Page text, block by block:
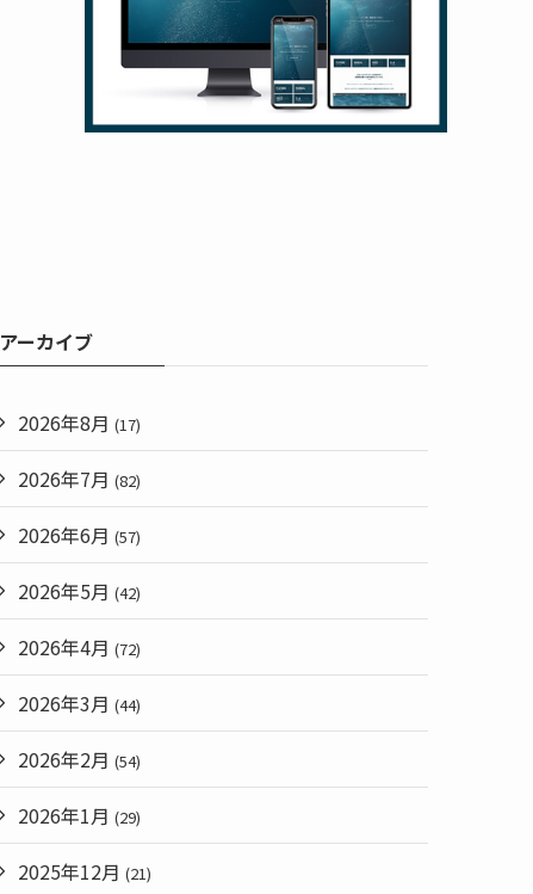
アーカイブ
2026年8月 (17)
2026年7月 (82)
2026年6月 (57)
2026年5月 (42)
2026年4月 (72)
2026年3月 (44)
2026年2月 (54)
2026年1月 (29)
2025年12月 (21)